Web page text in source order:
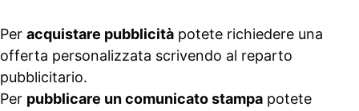
Per acquistare pubblicità potete richiedere una
offerta personalizzata scrivendo al reparto
pubblicitario.
Per pubblicare un comunicato stampa potete